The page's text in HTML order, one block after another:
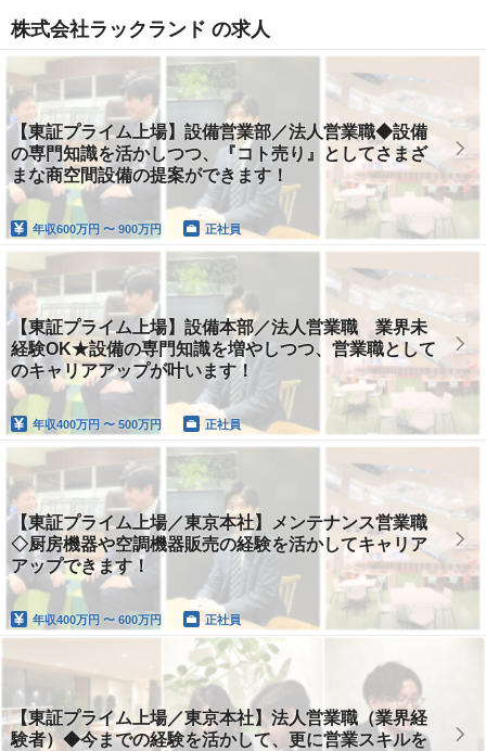
株式会社ラックランド の求人
【東証プライム上場】設備営業部／法人営業職◆設備
の専門知識を活かしつつ、『コト売り』としてさまざ
まな商空間設備の提案ができます！
年収600万円 〜 900万円 正社員
【東証プライム上場】設備本部／法人営業職 業界未
経験OK★設備の専門知識を増やしつつ、営業職として
のキャリアアップが叶います！
年収400万円 〜 500万円 正社員
【東証プライム上場／東京本社】メンテナンス営業職
◇厨房機器や空調機器販売の経験を活かしてキャリア
アップできます！
年収400万円 〜 600万円 正社員
【東証プライム上場／東京本社】法人営業職（業界経
験者）◆今までの経験を活かして、更に営業スキルを